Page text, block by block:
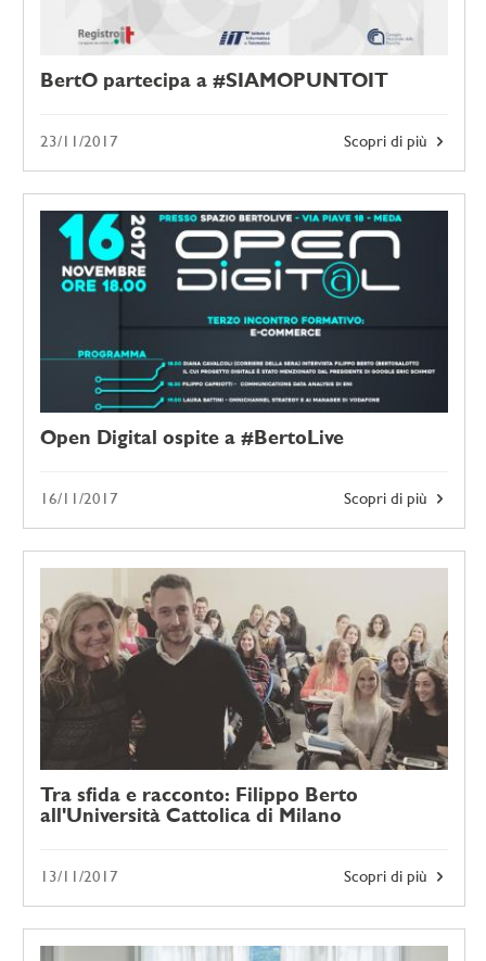
BertO partecipa a #SIAMOPUNTOIT
Scopri di più
23/11/2017
Open Digital ospite a #BertoLive
Scopri di più
16/11/2017
Tra sfida e racconto: Filippo Berto
all'Università Cattolica di Milano
Scopri di più
13/11/2017